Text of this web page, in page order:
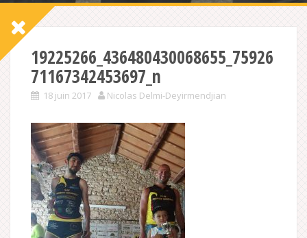
19225266_436480430068655_75926
71167342453697_n
18 juin 2017 Nicolas Delmi-Deyirmendjian